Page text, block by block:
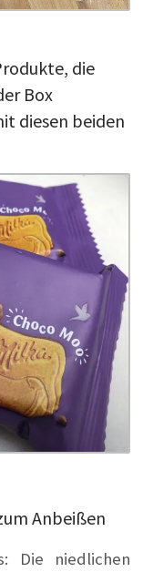
die
Box
diesen beiden
Anbeißen
Die niedlichen